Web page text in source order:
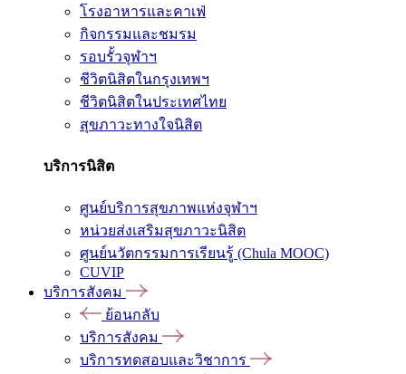
โรงอาหารและคาเฟ่
กิจกรรมและชมรม
รอบรั้วจุฬาฯ
ชีวิตนิสิตในกรุงเทพฯ
ชีวิตนิสิตในประเทศไทย
สุขภาวะทางใจนิสิต
บริการนิสิต
ศูนย์บริการสุขภาพแห่งจุฬาฯ
หน่วยส่งเสริมสุขภาวะนิสิต
ศูนย์นวัตกรรมการเรียนรู้ (Chula MOOC)
CUVIP
บริการสังคม
ย้อนกลับ
บริการสังคม
บริการทดสอบและวิชาการ